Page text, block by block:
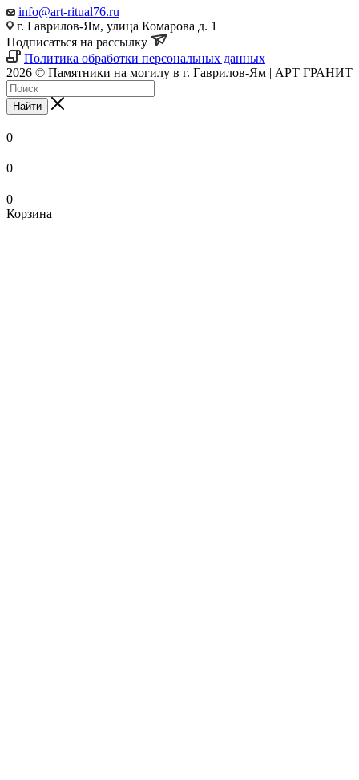
info@art-ritual76.ru
г. Гаврилов-Ям, улица Комарова д. 1
Подписаться на рассылку
Политика обработки персональных данных
2026 © Памятники на могилу в г. Гаврилов-Ям | АРТ ГРАНИТ
Найти
0
0
0
Корзина